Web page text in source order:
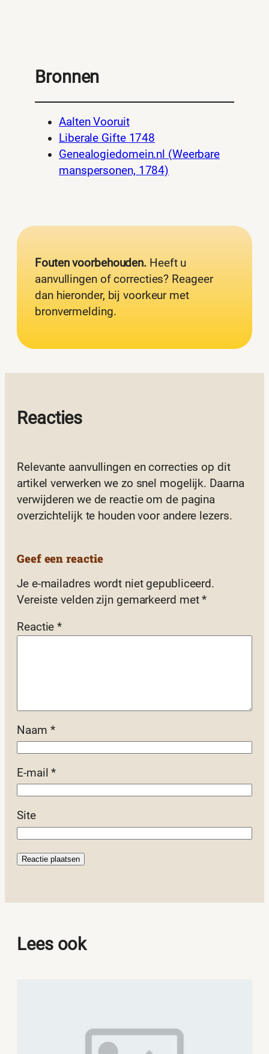
Bronnen
Aalten Vooruit
Liberale Gifte 1748
Genealogiedomein.nl (Weerbare
manspersonen, 1784)
Fouten voorbehouden. Heeft u
aanvullingen of correcties? Reageer
dan hieronder, bij voorkeur met
bronvermelding.
Reacties
Relevante aanvullingen en correcties op dit
artikel verwerken we zo snel mogelijk. Daarna
verwijderen we de reactie om de pagina
overzichtelijk te houden voor andere lezers.
Geef een reactie
Je e-mailadres wordt niet gepubliceerd.
Vereiste velden zijn gemarkeerd met*
Reactie*
Naam *
E-mail*
Site
Lees ook